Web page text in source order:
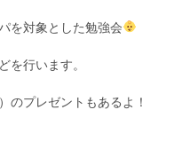
を対象とした勉強会
を行います。
のプレゼントもあるよ！